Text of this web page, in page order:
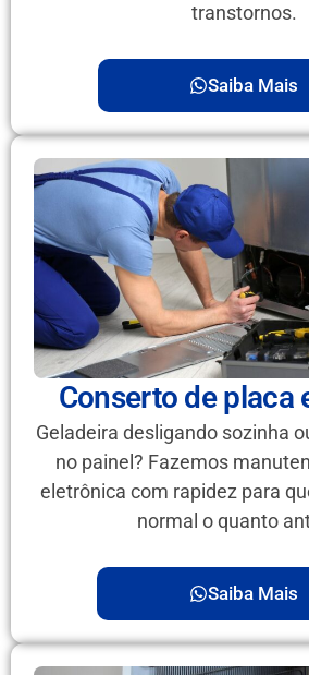
transtornos.
Saiba Mais
Conserto de placa
Geladeira desligando sozinha
no painel? Fazemos
eletrônica com rapidez para
normal o quanto
Saiba Mais